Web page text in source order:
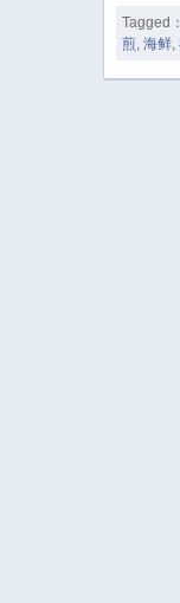
Tagged：
煎,海鲜,